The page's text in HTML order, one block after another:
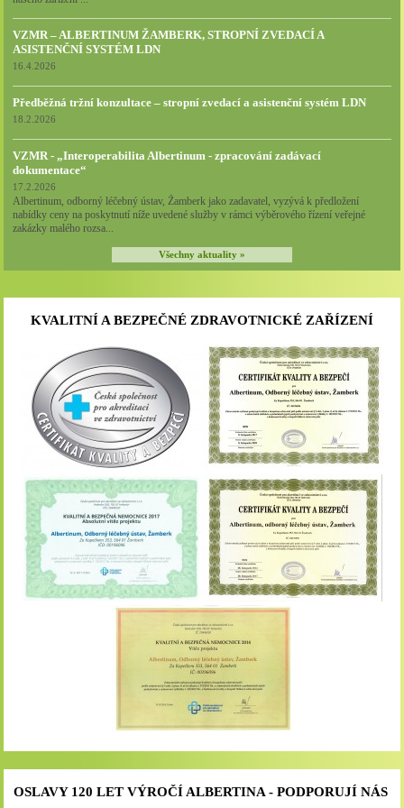
VZMR – ALBERTINUM ŽAMBERK, STROPNÍ ZVEDACÍ A
ASISTENČNÍ SYSTÉM LDN
16.4.2026
Předběžná tržní konzultace – stropní zvedací a asistenční systém LDN
18.2.2026
VZMR - „Interoperabilita Albertinum - zpracování zadávací
dokumentace“
17.2.2026
Albertinum, odborný léčebný ústav, Žamberk jako zadavatel, vyzývá k předložení
nabídky ceny na poskytnutí níže uvedené služby v rámci výběrového řízení veřejné
zakázky malého rozsa...
Všechny aktuality »
KVALITNÍ A BEZPEČNÉ ZDRAVOTNICKÉ ZAŘÍZENÍ
OSLAVY 120 LET VÝROČÍ ALBERTINA - PODPORUJÍ NÁS